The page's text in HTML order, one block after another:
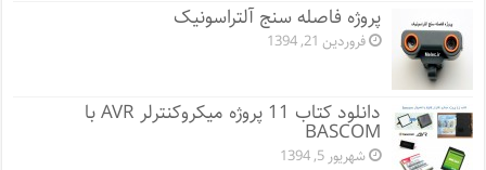
پروژه فاصله سنج آلتراسونیک
فروردین 21, 1394
دانلود کتاب 11 پروژه میکروکنترلر AVR با
BASCOM
شهریور 5, 1394